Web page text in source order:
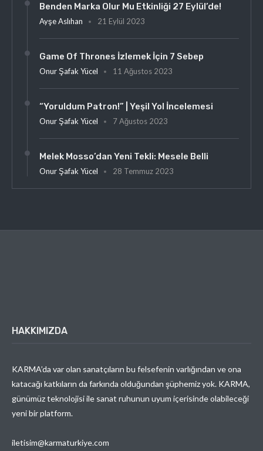
Benden Marka Olur Mu Etkinliği 27 Eylül’de!
Ayşe Aslıhan 21 Eylül 2023
Game Of Thrones İzlemek İçin 7 Sebep
Onur Şafak Yücel 11 Ağustos 2023
“Yoruldum Patron!” | Yeşil Yol İncelemesi
Onur Şafak Yücel 7 Ağustos 2023
Melek Mosso’dan Yeni Tekli: Mesele Belli
Onur Şafak Yücel 28 Temmuz 2023
HAKKIMIZDA
KARMA’da var olan sanatçıların bu felsefenin varlığından ve ona
katacağı katkıların da farkında olduğundan şüphemiz yok. KARMA,
günümüz teknolojisi ile sanat ruhunun uyum içerisinde olabileceği
yeni bir platform.
iletisim@karmaturkiye.com